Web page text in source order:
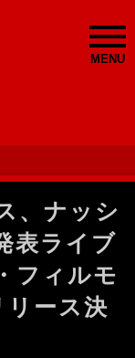
MENU
、ナッシ
表ライブ
フィルモ
ース決